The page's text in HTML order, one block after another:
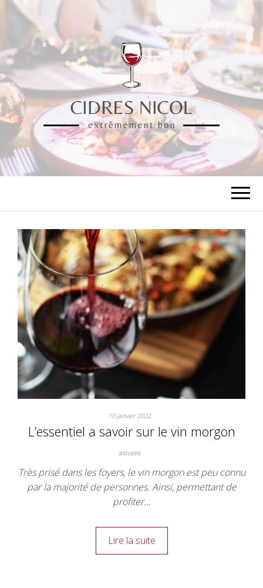
CIDRES NICOL
10 janvier 2022
L’essentiel a savoir sur le vin morgon
astuces
Très prisé dans les foyers, le vin morgon est peu connu
par la majorité de personnes. Ainsi, permettant de
profiter…
Lire la suite